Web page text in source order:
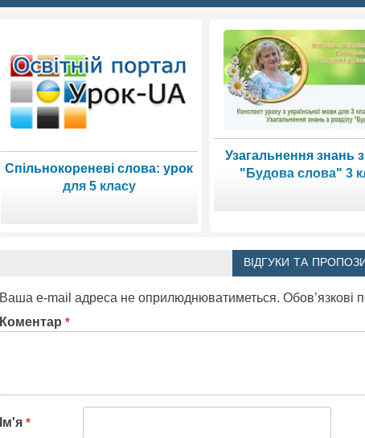
Спільнокореневі слова: урок
для 5 класу
Узагальнення знань
"Будова слова" 3
ВІДГУКИ ТА
Ваша e-mail адреса не оприлюднюватиметься. Обов’язкові
Коментар *
Ім'я *